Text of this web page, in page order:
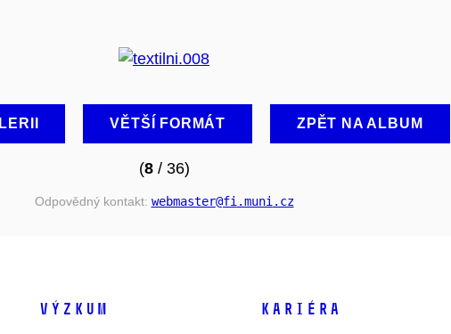
VĚTŠÍ FORMÁT ZPĚT NA ALBUM
(8/ 36)
Odpovědný kontakt: webmaster@fi .muni .cz
VÝZKUM KARIÉRA